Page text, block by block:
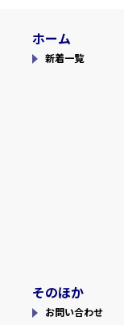
ホーム
新着一覧
そのほか
お問い合わせ